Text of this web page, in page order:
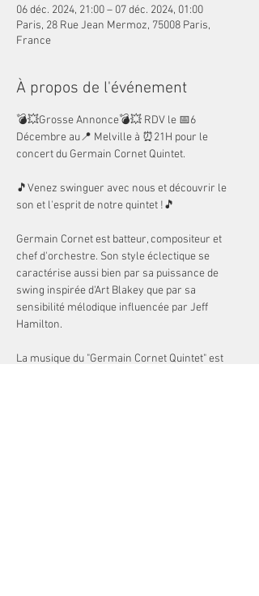
06 déc. 2024, 21:00 – 07 déc. 2024, 01:00
Paris, 28 Rue Jean Mermoz, 75008 Paris,
France
À propos de l'événement
💣💥Grosse Annonce💣💥 RDV le 📅6
Décembre au📍 Melville à ⏰21H pour le
concert du Germain Cornet Quintet.
🎵Venez swinguer avec nous et découvrir le
son et l'esprit de notre quintet !🎵
Germain Cornet est batteur, compositeur et
chef d'orchestre. Son style éclectique se
caractérise aussi bien par sa puissance de
swing inspirée d'Art Blakey que par sa
sensibilité mélodique influencée par Jeff
Hamilton.
La musique du "Germain Cornet Quintet" est